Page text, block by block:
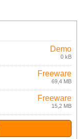
Demo
0 kB
Freeware
69,4 MB
Freeware
15,2 MB